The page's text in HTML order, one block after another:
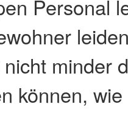
Personal
minder
können,